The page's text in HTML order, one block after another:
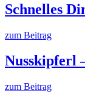
Schnelles
zum Beitrag
Nusskipferl
zum Beitrag